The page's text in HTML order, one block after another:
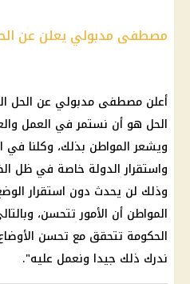
مصطفى مدبولي يعلن عن
أعلن مصطفى مدبولي عن الحل
الحل هو أن نستمر في العمل
ويشعر المواطن بذلك، وكلنا في
واستقرار الدولة خاصة في ظل
وذلك لن يحدث دون استقرار
المواطن أن الأمور تتحسن،
الحكومة تتحقق مع تحسن الأوضاع
ندرك ذلك جيدا ونعمل عليه".